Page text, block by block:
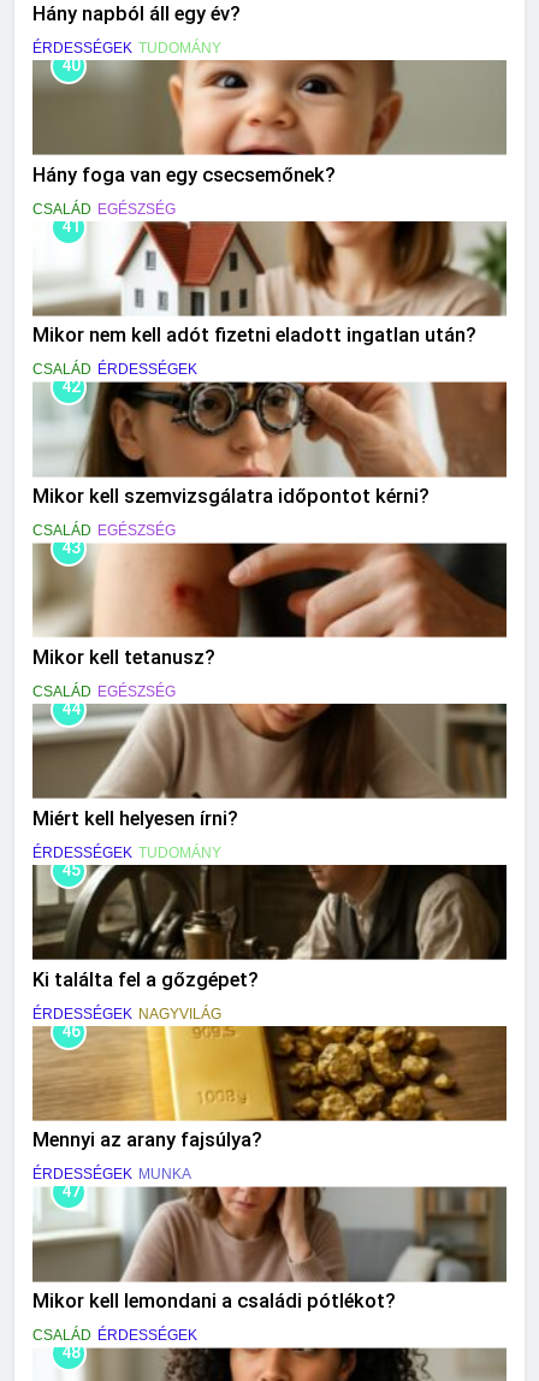
Hány napból áll egy év?
ÉRDESSÉGEK TUDOMÁNY
40
Hány foga van egy csecsemőnek?
CSALÁD EGÉSZSÉG
41
Mikor nem kell adót fizetni eladott ingatlan után?
CSALÁD ÉRDESSÉGEK
42
Mikor kell szemvizsgálatra időpontot kérni?
CSALÁD EGÉSZSÉG
43
Mikor kell tetanusz?
CSALÁD EGÉSZSÉG
44
Miért kell helyesen írni?
ÉRDESSÉGEK TUDOMÁNY
45
Ki találta fel a gőzgépet?
ÉRDESSÉGEK NAGYVILÁG
46
Mennyi az arany fajsúlya?
ÉRDESSÉGEK MUNKA
47
Mikor kell lemondani a családi pótlékot?
CSALÁD ÉRDESSÉGEK
48